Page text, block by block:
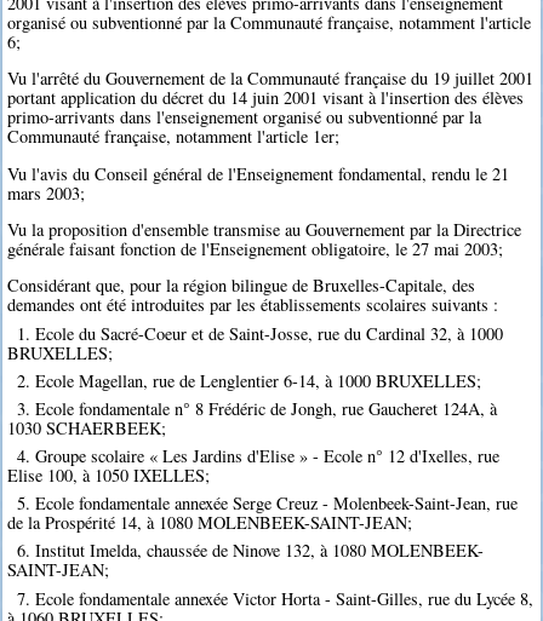
organisé ou subventionné par la Communauté française, notamment l'article
6;
Vu l'arrêté du Gouvernement de la Communauté française du 19 juillet 2001
portant application du décret du 14 juin 2001 visant à l'insertion des élèves
primo-arrivants dans l'enseignement organisé ou subventionné par la
Communauté française, notamment l'article 1er;
Vu l'avis du Conseil général de l'Enseignement fondamental, rendu le 21
mars 2003;
Vu la proposition d'ensemble transmise au Gouvernement par la Directrice
générale faisant fonction de l'Enseignement obligatoire, le 27 mai 2003;
Considérant que, pour la région bilingue de Bruxelles-Capitale, des
demandes ont été introduites par les établissements scolaires suivants :
1. Ecole du Sacré-Coeur et de Saint-Josse, rue du Cardinal 32, à 1000
BRUXELLES;
2. Ecole Magellan, rue de Lenglentier 6-14, à 1000 BRUXELLES;
3. Ecole fondamentale n° 8 Frédéric de Jongh, rue Gaucheret 124A, à
1030 SCHAERBEEK;
4. Groupe scolaire « Les Jardins d'Elise » - Ecole n° 12 d'Ixelles, rue
Elise 100, à 1050 IXELLES;
5. Ecole fondamentale annexée Serge Creuz - Molenbeek-Saint-Jean, rue
de la Prospérité 14, à 1080 MOLENBEEK-SAINT-JEAN;
6. Institut Imelda, chaussée de Ninove 132, à 1080 MOLENBEEK-
SAINT-JEAN;
7. Ecole fondamentale annexée Victor Horta - Saint-Gilles, rue du Lycée 8,